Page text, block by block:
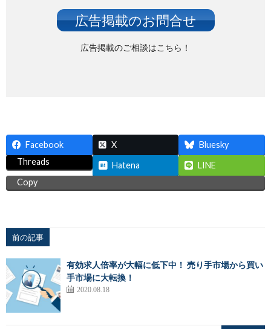
広告掲載のお問合せ
広告掲載のご相談はこちら！
Facebook X
Bluesky
Threads
Hatena
LINE
Copy
前の記事
有効求人倍率が大幅に低下中！ 売り手市場から買い
手市場に大転換！
2020.08.18